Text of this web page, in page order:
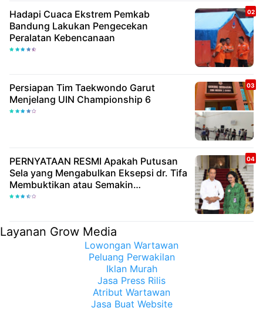
Hadapi Cuaca Ekstrem Pemkab
Bandung Lakukan Pengecekan
Peralatan Kebencanaan
Persiapan Tim Taekwondo Garut
Menjelang UIN Championship 6
PERNYATAAN RESMI Apakah Putusan
Sela yang Mengabulkan Eksepsi dr. Tifa
Membuktikan atau Semakin
Meyakinkan Publik Bahwa Ijazah
Layanan Grow Media
Lowongan Wartawan
Peluang Perwakilan
Iklan Murah
Jasa Press Rilis
Atribut Wartawan
Jasa Buat Website